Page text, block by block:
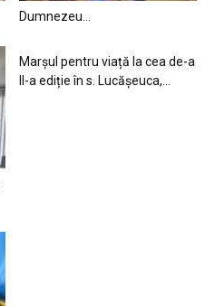
Dumnezeu…
Marșul pentru viață la cea de-a
II-a ediție în s. Lucășeuca,...